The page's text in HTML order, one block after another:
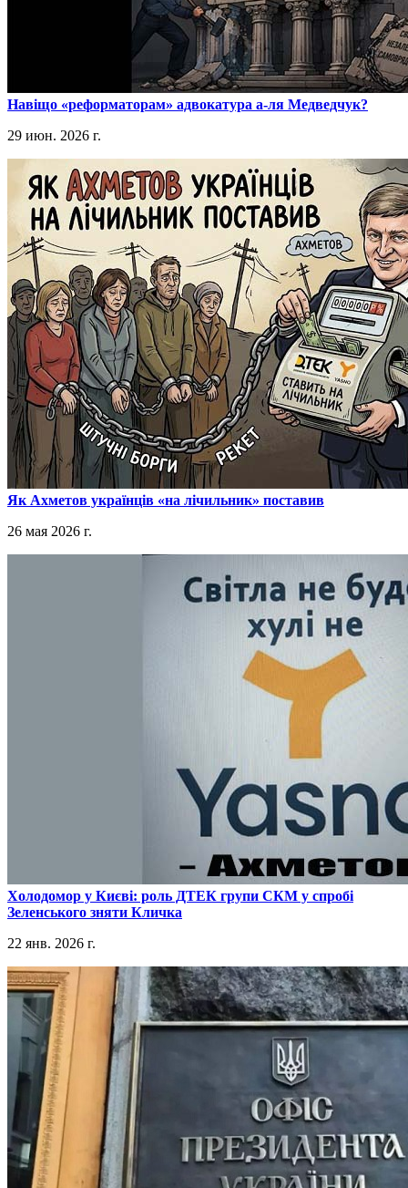
​Навіщо «реформаторам» адвокатура а-ля Медведчук?
29 июн. 2026 г.
​Як Ахметов українців «на лічильник» поставив
26 мая 2026 г.
​Холодомор у Києві: роль ДТЕК групи СКМ у спробі
Зеленського зняти Кличка
22 янв. 2026 г.